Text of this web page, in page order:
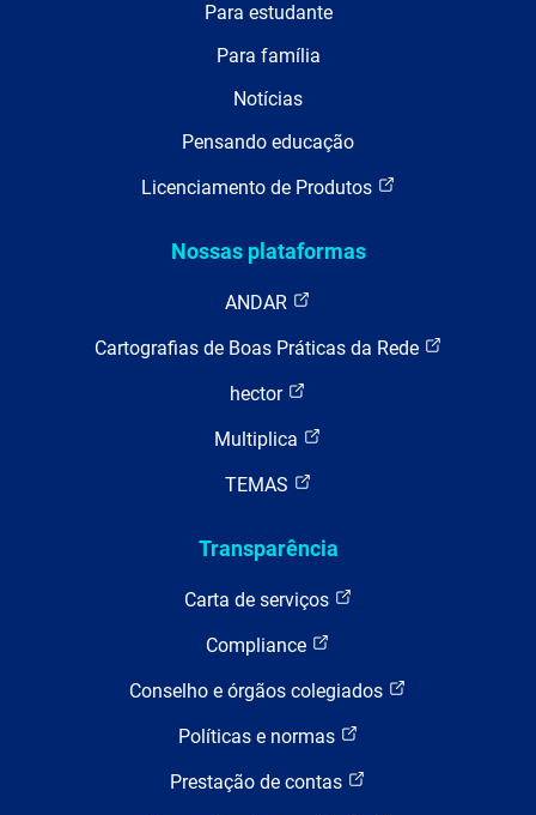
Para estudante
Para família
Notícias
Pensando educação
Licenciamento de Produtos
Nossas plataformas
ANDAR
Cartografias de Boas Práticas da Rede
hector
Multiplica
TEMAS
Transparência
Carta de serviços
Compliance
Conselho e órgãos colegiados
Políticas e normas
Prestação de contas